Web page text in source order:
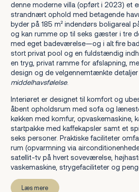
denne moderne villa (opført i 2023) et
strandnært ophold med betagende
byder på 185 m² indendørs boligareal
og kan rumme op til seks gæster i tre
med eget badeværelse—og i alt fire
stort privat pool og en fuldstændig
en tryg, privat ramme for afslapning,
design og de velgennemtænkte detaljer
middelhavsfølelse.
Interiøret er designet til komfort og
åbent opholdsrum med sofa og
køkken med komfur, opvaskemaskine,
startpakke med kaffekapsler samt et
seks personer. Praktiske faciliteter
rum (opvarmning via
satellit-tv på hvert soveværelse,
vaskemaskine, strygefaciliteter og
Læs mere